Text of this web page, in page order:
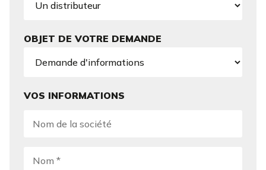
OBJET DE VOTRE DEMANDE
VOS INFORMATIONS